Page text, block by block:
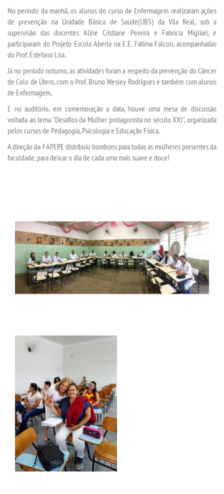
MATRÍCULA
EDITAL
PUBLICAÇÕES
DESTAQUES
REVISTAS ELETRÔNICAS
REVISTA SABER ACADÊMICO
UNIESP NEWS
BOLETINS
REPOSITÓRIO
CORPO DOCENTE
MANUAIS
PDI
POLÍTICAS
No período da manhã, os alunos do curso de Enfermagem realizaram ações
de prevenção na Unidade Básica de Saúde(UBS) da Vila Real, sob a
supervisão das docentes Aline Cristiane Pereira e Fabrícia Migliari, e
participaram do Projeto Escola Aberta na E.E. Fátima Falcon, acompanhadas
do Prof. Estefano Lira.
Já no período noturno, as atividades foram a respeito da prevenção do Câncer
de Colo de Útero, com o Prof. Bruno Wesley Rodrigues e também com alunos
de Enfermagem.
E no auditório, em comemoração a data, houve uma mesa de discussão
voltada ao tema "Desafios da Mulher protagonista no século XXI", organizada
pelos cursos de Pedagogia, Psicologia e Educação Física.
A direção da FAPEPE distribuiu bombons para todas as mulheres presentes da
faculdade, para deixar o dia de cada uma mais suave e doce!